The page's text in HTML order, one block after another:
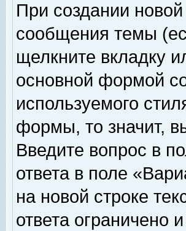
При создании
сообщения темы
щелкните вкладку
основной формой
используемого
формы, то значит,
Введите вопрос в
ответа в поле
на новой строке
ответа ограничено